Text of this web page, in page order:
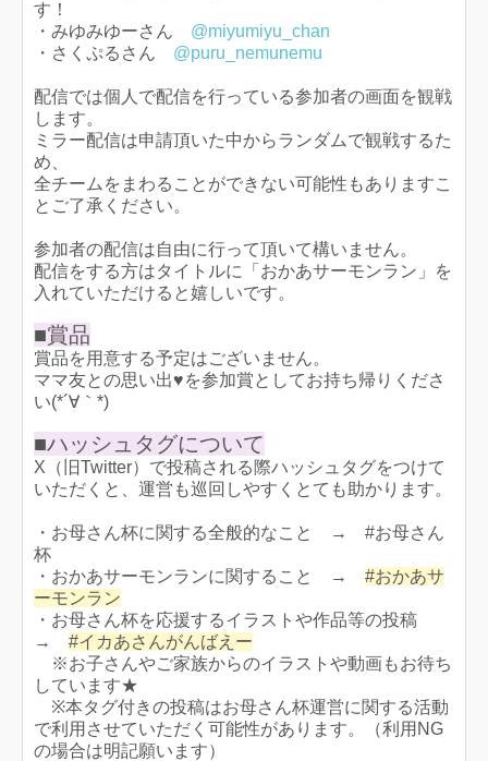
す！
・みゆみゆーさん @miyumiyu_chan
・さくぷるさん @puru_nemunemu
配信では個人で配信を行っている参加者の画面を観戦
します。
ミラー配信は申請頂いた中からランダムで観戦するた
め、
全チームをまわることができない可能性もありますこ
とご了承ください。
参加者の配信は自由に行って頂いて構いません。
配信をする方はタイトルに「おかあサーモンラン」を
入れていただけると嬉しいです。
■賞品
賞品を用意する予定はございません。
ママ友との思い出♥を参加賞としてお持ち帰りくださ
い(*´∀｀*)
■ハッシュタグについて
X（旧Twitter）で投稿される際ハッシュタグをつけて
いただくと、運営も巡回しやすくとても助かります。
・お母さん杯に関する全般的なこと → #お母さん
杯
・おかあサーモンランに関すること → #おかあサ
ーモンラン
・お母さん杯を応援するイラストや作品等の投稿
→ #イカあさんがんばえー
※お子さんやご家族からのイラストや動画もお待ち
しています★
※本タグ付きの投稿はお母さん杯運営に関する活動
で利用させていただく可能性があります。（利用NG
の場合は明記願います）